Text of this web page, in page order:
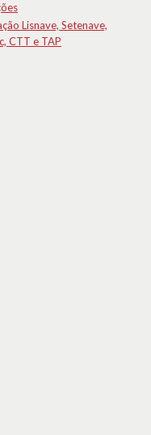
Lisnave, Setenave,
CTT e TAP